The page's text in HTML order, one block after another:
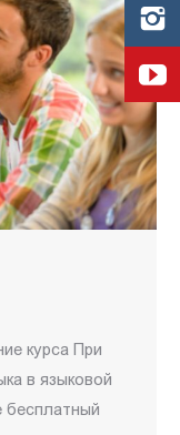
курса При
в языковой
бесплатный